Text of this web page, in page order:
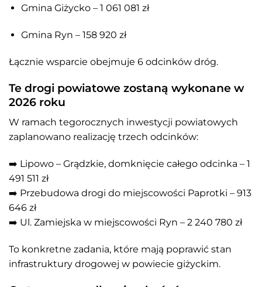
Gmina Giżycko – 1 061 081 zł
Gmina Ryn – 158 920 zł
Łącznie wsparcie obejmuje 6 odcinków dróg.
Te drogi powiatowe zostaną wykonane w
2026 roku
W ramach tegorocznych inwestycji powiatowych
zaplanowano realizację trzech odcinków:
➡️ Lipowo – Grądzkie, domknięcie całego odcinka – 1
491 511 zł
➡️ Przebudowa drogi do miejscowości Paprotki – 913
646 zł
➡️ Ul. Zamiejska w miejscowości Ryn – 2 240 780 zł
To konkretne zadania, które mają poprawić stan
infrastruktury drogowej w powiecie giżyckim.